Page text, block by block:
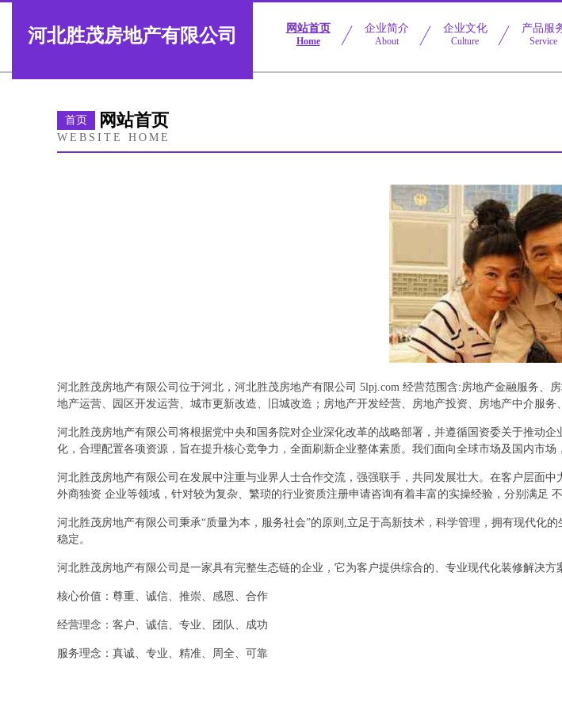
河北胜茂房地产有限公司 网站首页
Home
企业简介
About
企业文化
Culture
产品服
Service
首页 网站首页
WEBSITE HOME
河北胜茂房地产有限公司位于河北，河北胜茂房地产有限公司 5lpj.com 经营范围含:房地产金融服务
地产运营、园区开发运营、城市更新改造、旧城改造；房地产开发经营、房地产投资、房地产中介服
河北胜茂房地产有限公司将根据党中央和国务院对企业深化改革的战略部署，并遵循国资委关于推动
化，合理配置各项资源，旨在提升核心竞争力，全面刷新企业整体素质。我们面向全球市场及国内市场
河北胜茂房地产有限公司在发展中注重与业界人士合作交流，强强联手，共同发展壮大。在客户层面
外商独资 企业等领域，针对较为复杂、繁琐的行业资质注册申请咨询有着丰富的实操经验，分别满足
河北胜茂房地产有限公司秉承“质量为本，服务社会”的原则,立足于高新技术，科学管理，拥有现代化
稳定。
河北胜茂房地产有限公司是一家具有完整生态链的企业，它为客户提供综合的、专业现代化装修解决
核心价值：尊重、诚信、推崇、感恩、合作
经营理念：客户、诚信、专业、团队、成功
服务理念：真诚、专业、精准、周全、可靠